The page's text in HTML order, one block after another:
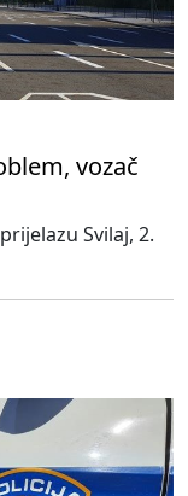
vozač
Svilaj, 2.